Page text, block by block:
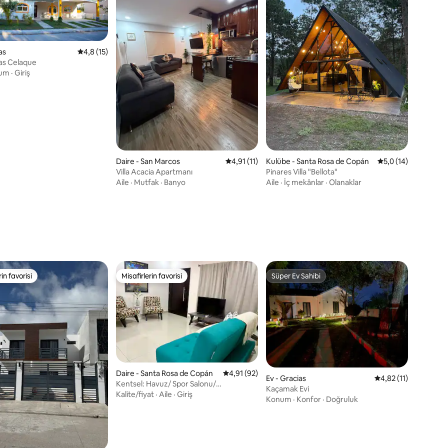
puan, 13 değerlendirme
5 üzerinden ortalama 4,8 puan, 15 değerlendirme
4,8 (15)
Celaque
· Giriş
Daire - San Marcos 5 üzerinden ortalama 4,91 puan, 11 değerlendirme
4,91 (11)
Villa Acacia Apartmanı
Aile · Mutfak · Banyo
Kulübe - Santa Rosa de Copán 5 üzerinden
5,0 (14)
Pinares Villa "Bellota"
Aile · İç mekânlar · Olanaklar
favorisi
favorisi Misafirlerin favorisi
Misafirlerin favorisi
Daire - Santa Rosa de Copán 5 üzerinden ortalama 4,91 puan, 92 değerlendirme
4,91 (92)
Kentsel: Havuz/ Spor Salonu/
Klima/Otopark
Kalite/fiyat · Aile · Giriş
Süper Ev Sahibi
Süper Ev Sahibi
Ev - Gracias 5 üzerinden
4,82 (11)
Kaçamak Evi
Konum · Konfor · Doğruluk